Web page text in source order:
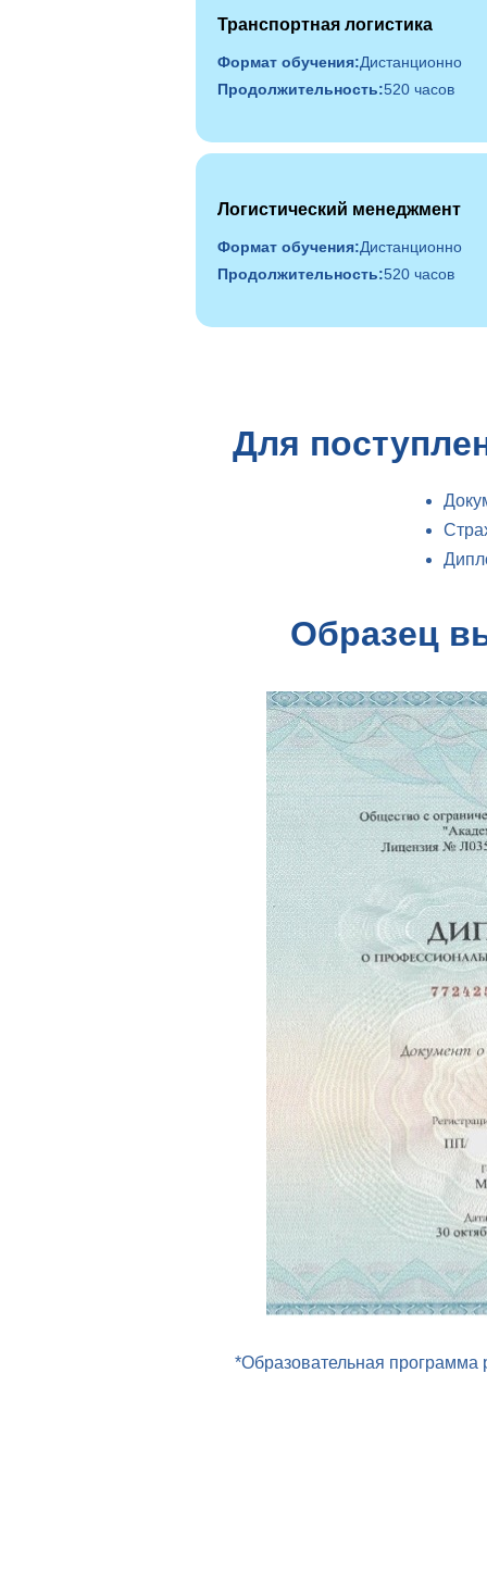
Транспортная логистика
Формат обучения:Дистанционно
Продолжительность:520 часов
Логистический менеджмент
Формат обучения:Дистанционно
Продолжительность:520 часов
Для
Образец
*Образовательная программа